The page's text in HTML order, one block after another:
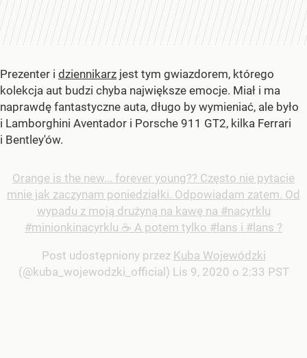
Prezenter i dziennikarz jest tym gwiazdorem, którego
kolekcja aut budzi chyba największe emocje. Miał i ma
naprawdę fantastyczne auta, długo by wymieniać, ale było
i Lamborghini Aventador i Porsche 911 GT2, kilka Ferrari
i Bentley'ów.
Orange is the new... forever young?? Często nie pytacie
mnie jak zaczynam poniedziałki. Odpowiadam zatem. Od
wypadu z moją drużyną na kawę na #nacyrklu
#minionkinacyrklu ☕ A potem tylko #lans i #lans ?
Post udostępniony przez Kuba Wojewódzki
(@kuba_wojewodzki_official) Lis 9, 2020 o 2:33 PST